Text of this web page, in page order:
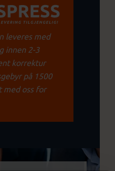
leveres med
innen 2-3
korrektur
på 1500
med oss for